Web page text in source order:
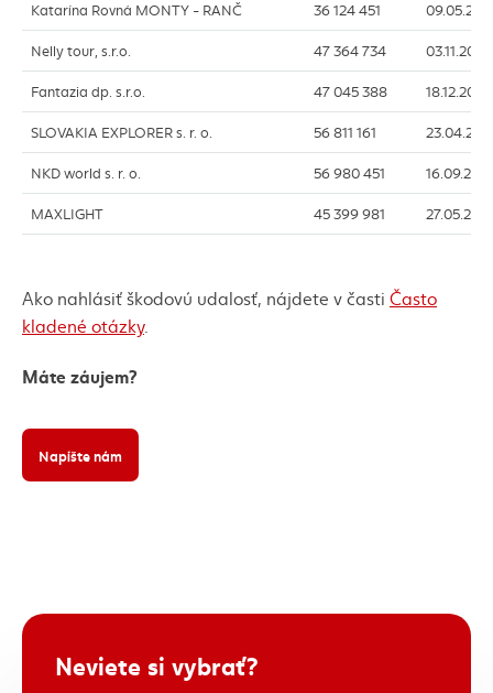
Katarína Rovná MONTY - RANČ 36 124 451
Nelly tour, s.r.o. 47 364 734 03.11.2026
Fantazia dp. s.r.o. 47 045 388 18.12.2026
SLOVAKIA EXPLORERs. r. o. 56 811 161
NKD world s. r. o. 56 980 451
MAXLIGHT 45 399 981
Ako nahlásiť škodovú udalosť, nájdete v časti Často
kladené otázky.
Máte záujem?
Napíšte nám
Neviete si vybrať?